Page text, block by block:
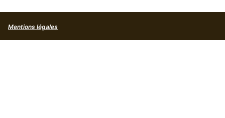
Mentions légales